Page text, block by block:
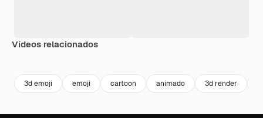
Vídeos relacionados
3d emoji emoji cartoon animado 3d render